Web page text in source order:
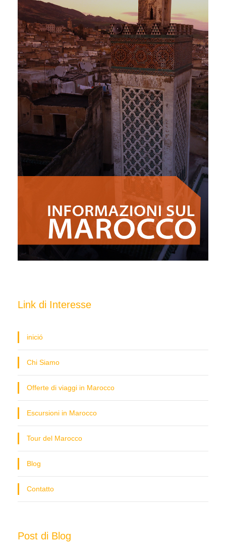
Link di Interesse
inició
Chi Siamo
Offerte di viaggi in Marocco
Escursioni in Marocco
Tour del Marocco
Blog
Contatto
Post di Blog